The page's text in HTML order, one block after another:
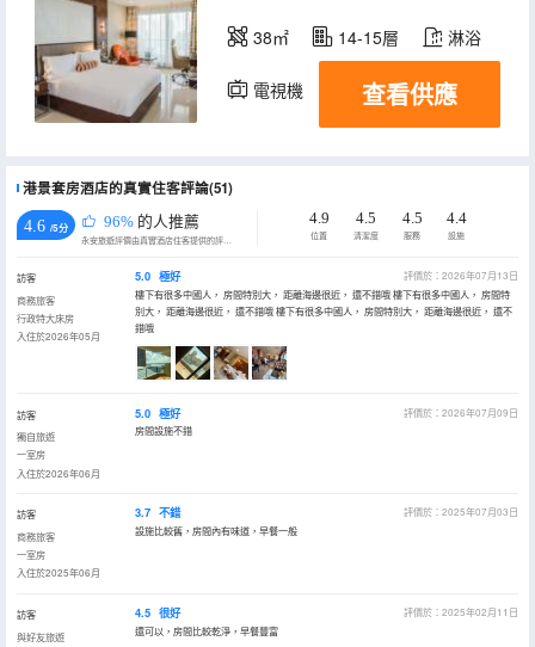
38㎡ 14-15層 淋浴
電視機 查看供應
港景套房酒店的真實住客評論(51)
4.6 /5分 96% 的人推薦
永安旅遊評價由真實酒店住客提供的評價。
4.9
位置
4.5
清潔度
4.5
服務
4.4
設施
訪客
商務旅客
行政特大床房
入住於2026年05月
5.0 極好
評價於：2026年07月13日
樓下有很多中國人， 房間特別大， 距離海邊很近， 還不錯哦 樓下有很多中國人， 房間特
別大， 距離海邊很近， 還不錯哦 樓下有很多中國人， 房間特別大， 距離海邊很近， 還不
錯哦
訪客
獨自旅遊
一室房
入住於2026年06月
5.0 極好
評價於：2026年07月09日
房間設施不錯
訪客
商務旅客
一室房
入住於2025年06月
3.7 不錯
評價於：2025年07月03日
設施比較舊，房間內有味道，早餐一般
訪客
與好友旅遊
4.5 很好
評價於：2025年02月11日
還可以，房間比較乾淨，早餐豐富